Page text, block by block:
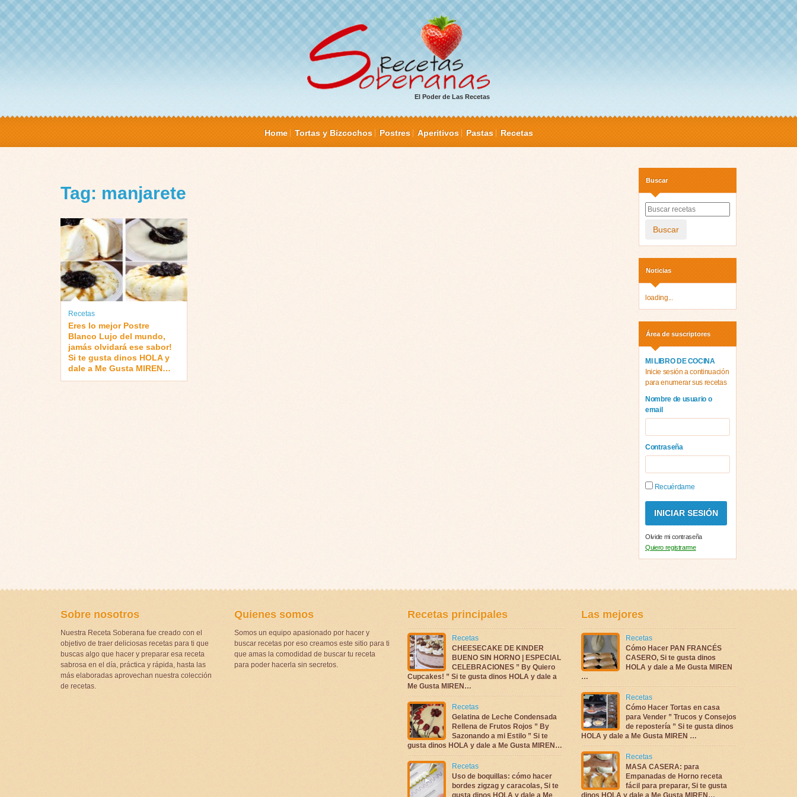
El Poder de Las Recetas
Home Tortas y Bizcochos Postres Aperitivos Pastas Recetas
Tag: manjarete
Recetas
Eres lo mejor Postre
Blanco Lujo del mundo,
jamás olvidará ese sabor!
Si te gusta dinos HOLA y
dale a Me Gusta MIREN…
Buscar
Buscar
Noticias
loading...
Área de suscriptores
MI LIBRO DE COCINA
Inicie sesión a continuación
para enumerar sus recetas
Nombre de usuario o
email
Contraseña
Recuérdame
Olvide mi contraseña
Quiero registrarme
Sobre nosotros
Nuestra Receta Soberana fue creado con el
objetivo de traer deliciosas recetas para ti que
buscas algo que hacer y preparar esa receta
sabrosa en el día, práctica y rápida, hasta las
más elaboradas aprovechan nuestra colección
de recetas.
Quienes somos
Somos un equipo apasionado por hacer y
buscar recetas por eso creamos este sitio para ti
que amas la comodidad de buscar tu receta
para poder hacerla sin secretos.
Recetas principales
Recetas
CHEESECAKE DE KINDER
BUENO SIN HORNO | ESPECIAL
CELEBRACIONES ” By Quiero
Cupcakes! ” Si te gusta dinos HOLA y dale a
Me Gusta MIREN…
Recetas
Gelatina de Leche Condensada
Rellena de Frutos Rojos ” By
Sazonando a mi Estilo ” Si te
gusta dinos HOLA y dale a Me Gusta MIREN…
Recetas
Uso de boquillas: cómo hacer
bordes zigzag y caracolas, Si te
gusta dinos HOLA y dale a Me
Las mejores
Recetas
Cómo Hacer PAN FRANCÉS
CASERO, Si te gusta dinos
HOLA y dale a Me Gusta MIREN
…
Recetas
Cómo Hacer Tortas en casa
para Vender ” Trucos y Consejos
de repostería ” Si te gusta dinos
HOLA y dale a Me Gusta MIREN …
Recetas
MASA CASERA: para
Empanadas de Horno receta
fácil para preparar, Si te gusta
dinos HOLA y dale a Me Gusta MIREN…